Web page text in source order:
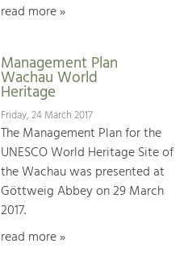
read more »
Management Plan
Wachau World
Heritage
Friday, 24 March 2017
The Management Plan for the
UNESCO World Heritage Site of
the Wachau was presented at
Göttweig Abbey on 29 March
2017.
read more »